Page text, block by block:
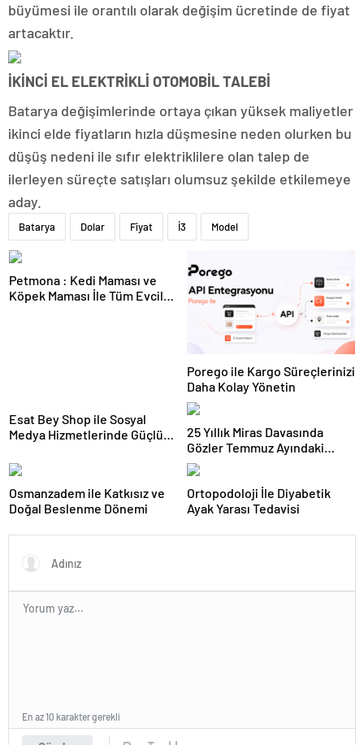
büyümesi ile orantılı olarak değişim ücretinde de fiyat
artacaktır.
İKİNCİ EL ELEKTRİKLİ OTOMOBİL TALEBİ
Batarya değişimlerinde ortaya çıkan yüksek maliyetler
ikinci elde fiyatların hızla düşmesine neden olurken bu
düşüş nedeni ile sıfır elektriklilere olan talep de
ilerleyen süreçte satışları olumsuz şekilde etkilemeye
aday.
Batarya Dolar Fiyat İ3 Model
Petmona : Kedi Maması ve
Köpek Maması İle Tüm Evcil
Porego ile Kargo Süreçlerinizi
Daha Kolay Yönetin
Esat Bey Shop ile Sosyal
Medya Hizmetlerinde Güçlü
25 Yıllık Miras Davasında
Gözler Temmuz Ayındaki
Karar Duruşmasına Çevrildi
Osmanzadem ile Katkısız ve
Doğal Beslenme Dönemi
Ortopodoloji İle Diyabetik
Ayak Yarası Tedavisi
En az 10 karakter gerekli